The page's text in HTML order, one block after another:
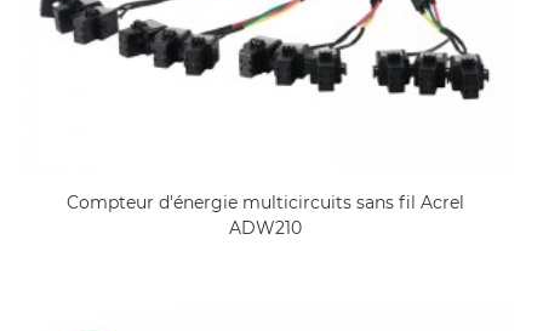
Compteur d'énergie multicircuits sans fil Acrel
ADW210